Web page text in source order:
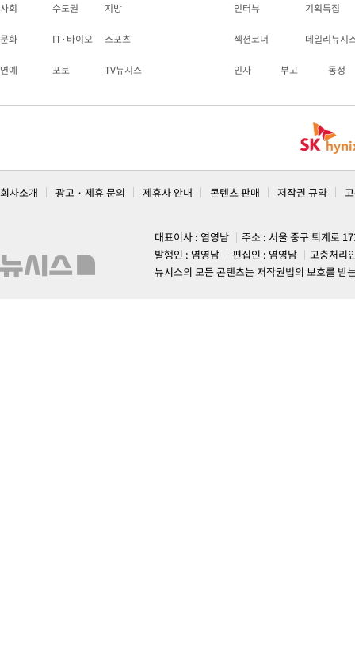
사회 수도권 지방
문화 IT·바이오 스포츠
연예 포토 TV뉴시스
인터뷰 기획특집
섹션코너 데일리뉴시
인사 부고 동정
회사소개 광고 · 제휴 문의 제휴사 안내 콘텐츠 판매 저작권 규약
대표이사 : 염영남
주소 : 서울 중구 퇴계로
발행인 : 염영남
편집인 : 염영남
고충처리
뉴시스의 모든 콘텐츠는 저작권법의 보호를